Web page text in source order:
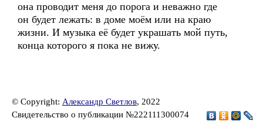
она проводит меня до порога и неважно где
он будет лежать: в доме моём или на краю
жизни. И музыка её будет украшать мой путь,
конца которого я пока не вижу.
© Copyright: Александр Светлов, 2022
Свидетельство о публикации №222111300074